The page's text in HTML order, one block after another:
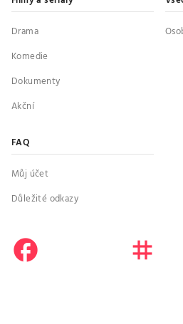
Drama
Komedie
Dokumenty
Akční
FAQ
Můj účet
Důležité odkazy
facebook